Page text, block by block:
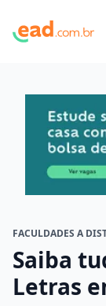
FACULDADES A
Saiba
Letras